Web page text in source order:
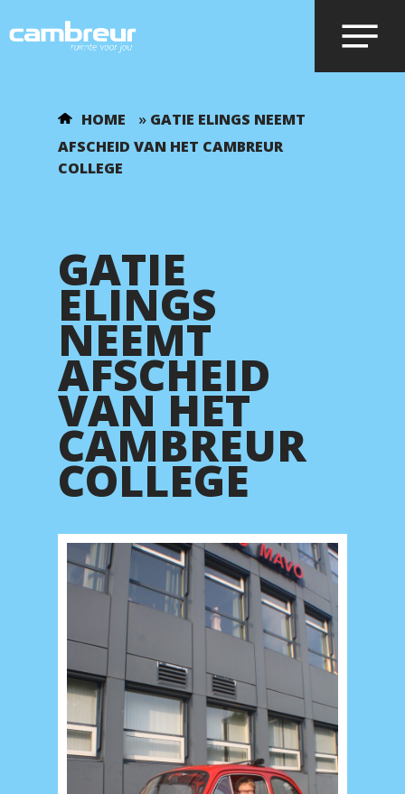
Voer je zoekopdracht in en druk op
HOME » GATIE ELINGS NEEMT
AFSCHEID VAN HET CAMBREUR
COLLEGE
GATIE
ELINGS
NEEMT
AFSCHEID
VAN HET
CAMBREUR
COLLEGE